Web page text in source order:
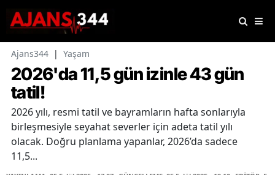
Ajans344 | Yaşam
2026'da 11,5 gün izinle 43 gün
tatil!
2026 yılı, resmi tatil ve bayramların hafta sonlarıyla
birleşmesiyle seyahat severler için adeta tatil yılı
olacak. Doğru planlama yapanlar, 2026’da sadece
11,5...